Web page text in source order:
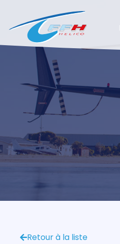
Retour à la liste